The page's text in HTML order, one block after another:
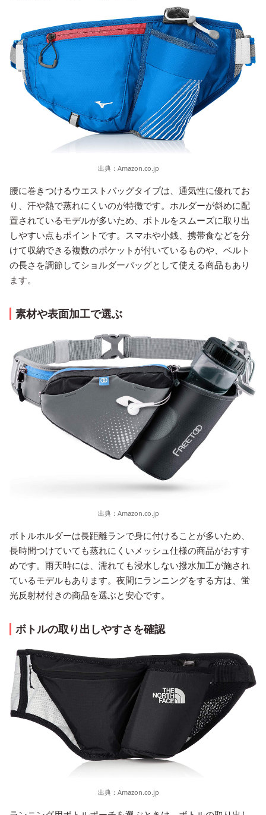
出典： Amazon.co.jp
腰に巻きつけるウエストバッグタイプは、通気性に優れてお
り、汗や熱で蒸れにくいのが特徴です。ホルダーが斜めに配
置されているモデルが多いため、ボトルをスムーズに取り出
しやすい点もポイントです。スマホや小銭、携帯食などを分
けて収納できる複数のポケットが付いているものや、ベルト
の長さを調節してショルダーバッグとして使える商品もあり
ます。
素材や表面加工で選ぶ
出典： Amazon.co.jp
ボトルホルダーは長距離ランで身に付けることが多いため、
長時間つけていても蒸れにくいメッシュ仕様の商品がおすす
めです。雨天時には、濡れても浸水しない撥水加工が施され
ているモデルもあります。夜間にランニングをする方は、蛍
光反射材付きの商品を選ぶと安心です。
ボトルの取り出しやすさを確認
出典： Amazon.co.jp